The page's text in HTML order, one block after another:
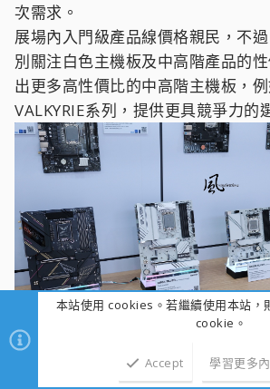
次需求。
展場內入門級產品線價格親民，不
別關注白色主機板及中高階產品的
出更多高性價比的中高階主機板，例
VALKYRIE系列，提供更具競爭力的
ASRock展出的多款最新型號顯示卡
本站使用 cookies。若繼續使用本站，
cookie。
Accept 學習更多